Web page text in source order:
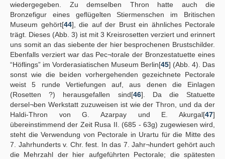
wiedergegeben. Zu demselben Thron hatte auch die
Bronzefigur eines geflügelten Stiermenschen im Britischen
Museum gehört[44], die auf der Brust ein ähnliches Pectorale
trägt. Dieses (Abb. 3) ist mit 3 Kreisrosetten verziert und erinnert
uns somit an das siebente der hier besprochenen Brustschilder.
Ebenfalls verziert war das Pec¬torale der Bronzestatuette eines
“Höflings” im Vorderasiatischen Museum Berlin[45] (Abb. 4). Das
sonst wie die beiden vorhergehenden gezeichnete Pectorale
weist 5 runde Vertiefungen auf, aus denen die Einlagen
(Rosetten ?) herausgefallen sind[46]. Da die Statuette
dersel¬ben Werkstatt zuzuweisen ist wie der Thron, und da der
Haldi-Thron von G. Azarpay und E. Akurgal[47]
übereinstimmend der Zeit Rusa II. (685 - 63g) zugewiesen wird,
steht die Verwendung von Pectorale in Urartu für die Mitte des
7. Jahrhunderts v. Chr. fest. In das 7. Jahr¬hundert gehört auch
die Mehrzahl der hier aufgeführten Pectorale; die spätesten